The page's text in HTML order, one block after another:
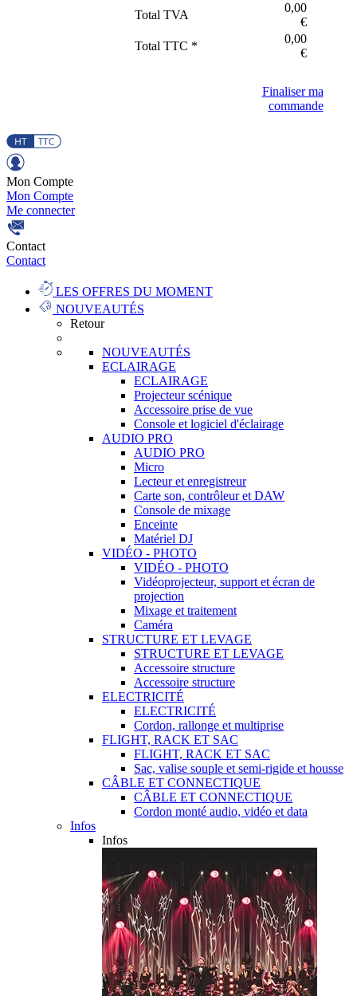
Total TVA
0,00
€
Total TTC *
0,00
€
Finaliser ma
commande
Mon Compte
Mon Compte
Me connecter
Contact
Contact
LES OFFRES DU MOMENT
NOUVEAUTÉS
Retour
NOUVEAUTÉS
ECLAIRAGE
ECLAIRAGE
Projecteur scénique
Accessoire prise de vue
Console et logiciel d'éclairage
AUDIO PRO
AUDIO PRO
Micro
Lecteur et enregistreur
Carte son, contrôleur et DAW
Console de mixage
Enceinte
Matériel DJ
VIDÉO - PHOTO
VIDÉO - PHOTO
Vidéoprojecteur, support et écran de
projection
Mixage et traitement
Caméra
STRUCTURE ET LEVAGE
STRUCTURE ET LEVAGE
Accessoire structure
Accessoire structure
ELECTRICITÉ
ELECTRICITÉ
Cordon, rallonge et multiprise
FLIGHT, RACK ET SAC
FLIGHT, RACK ET SAC
Sac, valise souple et semi-rigide et housse
CÂBLE ET CONNECTIQUE
CÂBLE ET CONNECTIQUE
Cordon monté audio, vidéo et data
Infos
Infos